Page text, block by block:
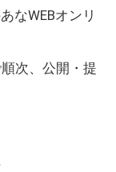
なWEBオンリ
次、公開・提